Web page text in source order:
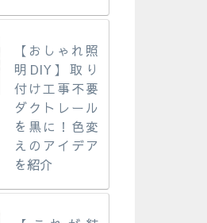
【おしゃれ照
明DIY】取り
付け工事不要
ダクトレール
を黒に！色変
えのアイデア
を紹介